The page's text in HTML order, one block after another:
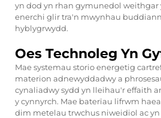
yn dod yn rhan gymunedol weithgar
enerchi glir tra'n mwynhau
hyblygrwydd.
Oes Technoleg Yn
Mae systemau storio energetig
materion adnewyddadwy a
cynaliadwy sydd yn lleihau'r effaith
y cynnyrch. Mae baterïau lifrwm
dim metelau trwchus niweidiol ac yn